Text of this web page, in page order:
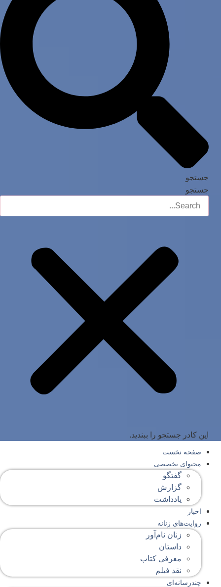
جستجو
جستجو
این کادر جستجو را ببندید.
صفحه‌ نخست
محتوای‌ تخصصی
گفتگو
گزارش
یادداشت
اخبار
روایت‌های زنانه
زنان نام‌آور
داستان
معرفی کتاب
نقد فیلم
چندرسانه‌ای